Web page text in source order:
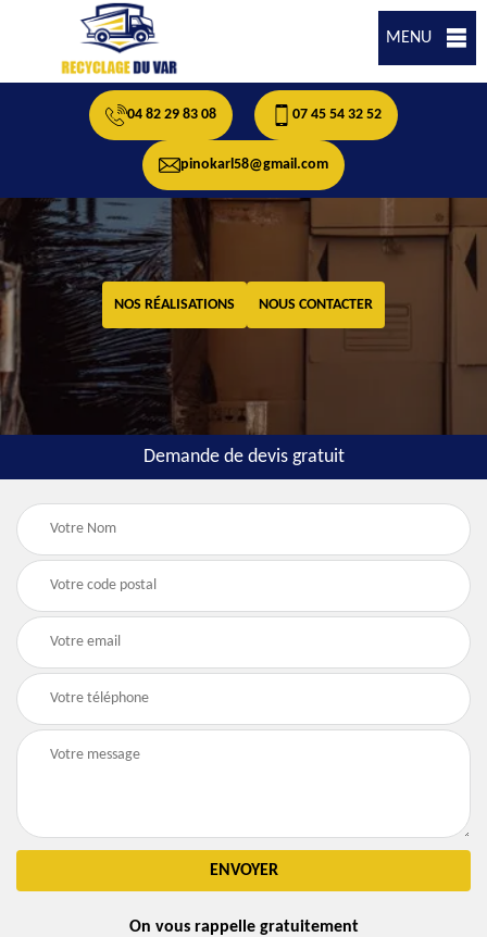
MENU
04 82 29 83 08 07 45 54 32 52
pinokarl58@gmail.com
NOS RÉALISATIONS NOUS CONTACTER
Demande de devis gratuit
On vous rappelle gratuitement